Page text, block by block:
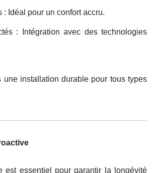
: Idéal pour un confort accru.
: Intégration avec des technologies
une installation durable pour tous types
est essentiel pour garantir la longévité